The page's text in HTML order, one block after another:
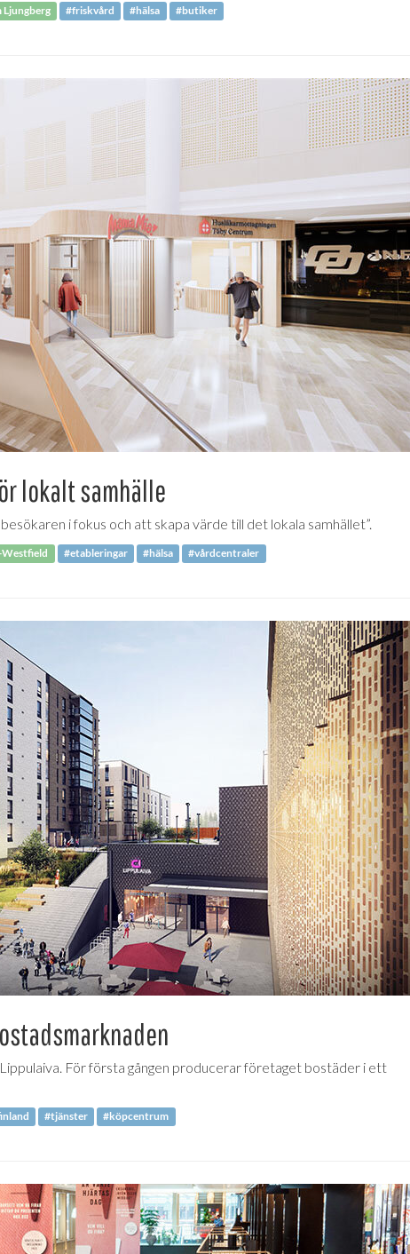
#friskvård #hälsa #butiker
lokalt samhälle
i fokus och att skapa värde till det lokala samhället”.
#etableringar #hälsa #vårdcentraler
För första gången producerar företaget bostäder i ett
#tjänster #köpcentrum